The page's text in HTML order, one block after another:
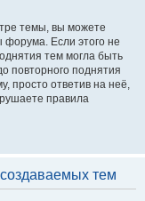
темы, вы можете
форума. Если этого не
тем могла быть
повторного поднятия
просто ответив на неё,
правила
тем